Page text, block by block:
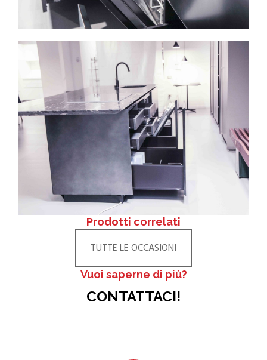
Prodotti correlati
TUTTE LE OCCASIONI
Vuoi saperne di più?
CONTATTACI!